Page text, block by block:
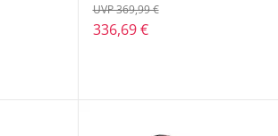
336,69 €
UVP 369,99 €